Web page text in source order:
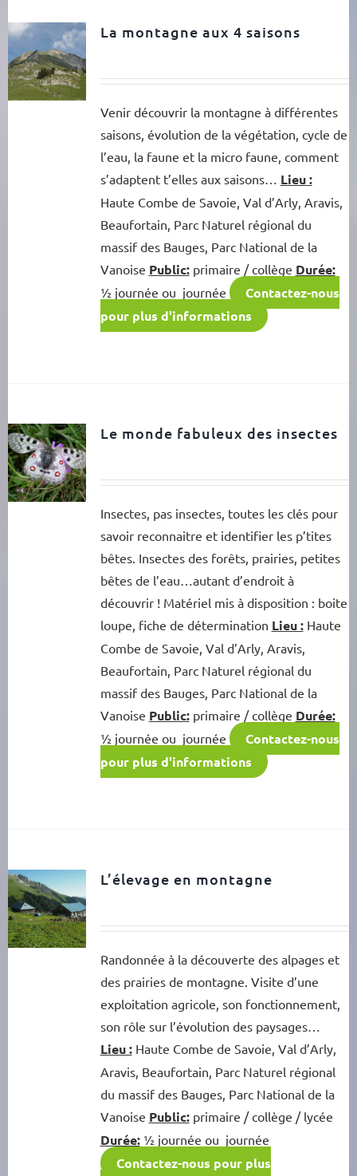
La montagne aux 4 saisons
Venir découvrir la montagne à différentes
saisons, évolution de la végétation, cycle de
l’eau, la faune et la micro faune, comment
s’adaptent t’elles aux saisons… Lieu :
Haute Combe de Savoie, Val d’Arly, Aravis,
Beaufortain, Parc Naturel régional du
massif des Bauges, Parc National de la
Vanoise Public:primaire / collège Durée:
½ journée ou journée
Contactez-nous
pour plus d'informations
Le monde fabuleux des insectes
Insectes, pas insectes, toutes les clés pour
savoir reconnaitre et identifier les p’tites
bêtes. Insectes des forêts, prairies, petites
bêtes de l’eau…autant d’endroit à
découvrir ! Matériel mis à disposition : boite
loupe, fiche de détermination Lieu :Haute
Combe de Savoie, Val d’Arly, Aravis,
Beaufortain, Parc Naturel régional du
massif des Bauges, Parc National de la
Vanoise Public:primaire / collège Durée:
½ journée ou journée
Contactez-nous
pour plus d'informations
L’élevage en montagne
Randonnée à la découverte des alpages et
des prairies de montagne. Visite d’une
exploitation agricole, son fonctionnement,
son rôle sur l’évolution des paysages…
Lieu :Haute Combe de Savoie, Val d’Arly,
Aravis, Beaufortain, Parc Naturel régional
du massif des Bauges, Parc National de la
Vanoise Public:primaire / collège / lycée
Durée:½ journée ou journée
Contactez-nous pour plus